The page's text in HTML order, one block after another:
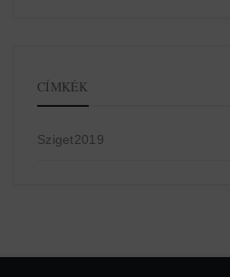
CÍMKÉK
Sziget2019